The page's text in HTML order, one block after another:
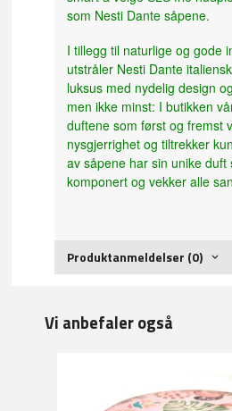
som Nesti Dante såpene.
I tillegg til naturlige og gode
utstråler Nesti Dante
luksus med nydelig design
men ikke minst: I butikken
duftene som først og fremst
nysgjerrighet og tiltrekker
av såpene har sin unike duft
komponert og vekker alle
Produktanmeldelser (0)
Vi anbefaler også